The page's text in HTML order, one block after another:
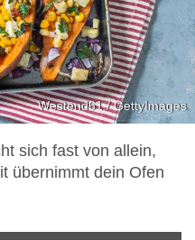
Westend61 / GettyImages
sich fast von allein,
übernimmt dein Ofen